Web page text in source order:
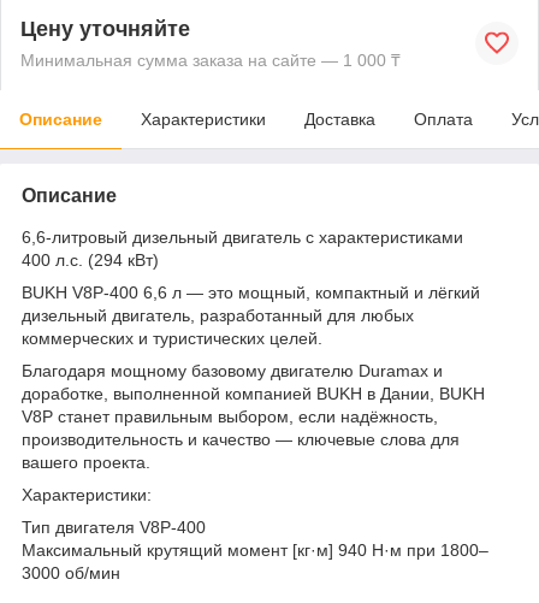
Цену уточняйте
Минимальная сумма заказа на сайте — 1 000 ₸
Описание Характеристики Доставка Оплата
Описание
6,6-литровый дизельный двигатель с характеристиками
400 л.с. (294 кВт)
BUKH V8P-400 6,6 л — это мощный, компактный и лёгкий
дизельный двигатель, разработанный для любых
коммерческих и туристических целей.
Благодаря мощному базовому двигателю Duramax и
доработке, выполненной компанией BUKH в Дании, BUKH
V8P станет правильным выбором, если надёжность,
производительность и качество — ключевые слова для
вашего проекта.
Характеристики:
Тип двигателя V8P-400
Максимальный крутящий момент [кг·м] 940 Н·м при 1800–
3000 об/мин